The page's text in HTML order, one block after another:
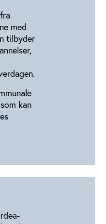
med
tilbyder
kan